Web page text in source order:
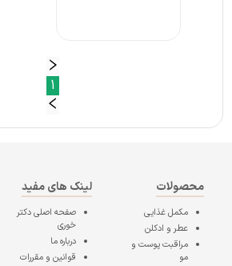
1
محصولات
مکمل غذایی
عطر و ادکلن
مراقبت پوست و
مو
لینک های مفید
صفحه اصلیدکتر
خوری
درباره ما
قوانین و مقررات